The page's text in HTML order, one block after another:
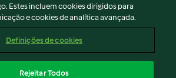
Estes incluem cookies dirigidos para
e cookies de analítica avançada.
Definições de cookies
Rejeitar Todos